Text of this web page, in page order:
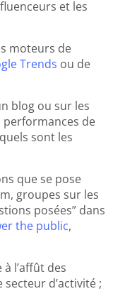
et les
moteurs de
Trends ou de
blog ou sur les
performances de
sont les
que se pose
groupes sur les
posées” dans
the public,
l’affût des
d’activité ;